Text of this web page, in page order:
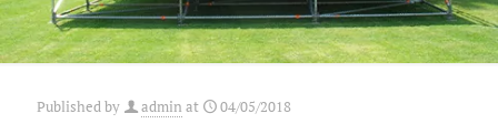
Published by admin at 04/05/2018